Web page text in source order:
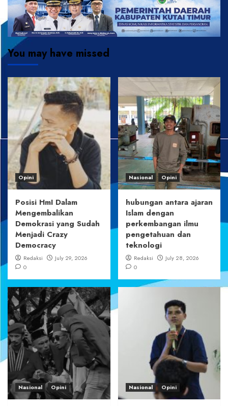
You may have missed
Opini
Posisi HmI Dalam
Mengembalikan
Demokrasi yang Sudah
Menjadi Crazy
Democracy
Redaksi
July 29, 2026
0
Nasional Opini
hubungan antara ajaran
Islam dengan
perkembangan ilmu
pengetahuan dan
teknologi
Redaksi
July 28, 2026
0
Nasional Opini Nasional Opini